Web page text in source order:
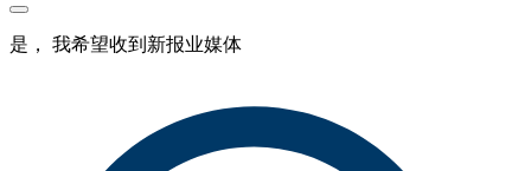
是， 我希望收到新报业媒体